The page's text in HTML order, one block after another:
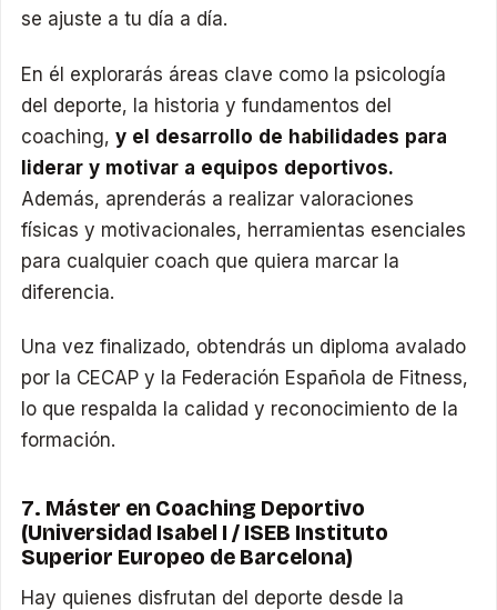
se ajuste a tu día a día.​
En él explorarás áreas clave como la psicología
del deporte, la historia y fundamentos del
coaching,y el desarrollo de habilidades para
liderar y motivar a equipos deportivos.
Además, aprenderás a realizar valoraciones
físicas y motivacionales, herramientas esenciales
para cualquier coach que quiera marcar la
diferencia.​
Una vez finalizado, obtendrás un diploma avalado
por la CECAP y la Federación Española de Fitness,
lo que respalda la calidad y reconocimiento de la
formación.
7. Máster en Coaching Deportivo
(Universidad Isabel I / ISEB Instituto
Superior Europeo de Barcelona)
Hay quienes disfrutan del deporte desde la